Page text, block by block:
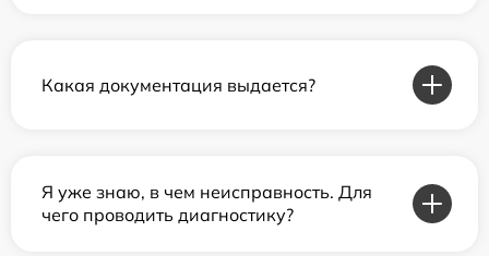
Какая документация выдается?
Я уже знаю, в чем неисправность. Для
чего проводить диагностику?